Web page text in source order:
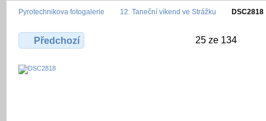
Pyrotechnikova fotogalerie 12. Taneční víkend ve Strážku DSC2818
Předchozí 25 ze 134